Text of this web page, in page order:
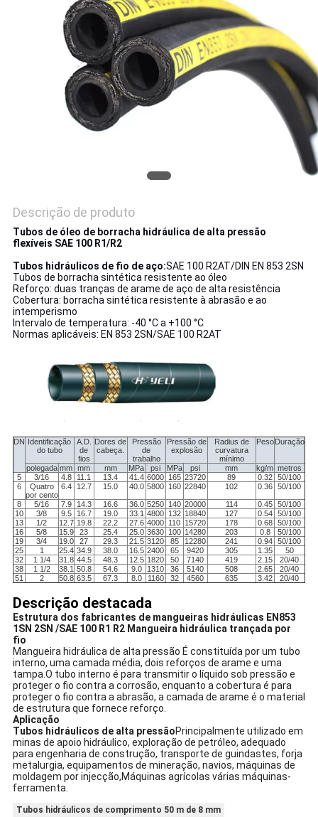
Descrição de produto
Tubos de óleo de borracha hidráulica de alta pressão
flexíveis SAE 100 R1/R2
Tubos hidráulicos de fio de aço:SAE 100 R2AT/DIN EN 853 2SN
Tubos de borracha sintética resistente ao óleo
Reforço: duas tranças de arame de aço de alta resistência
Cobertura: borracha sintética resistente à abrasão e ao
intemperismo
Intervalo de temperatura: -40 °C a +100 °C
Normas aplicáveis: EN 853 2SN/SAE 100 R2AT
DN Identificação
do tubo
A.D.
de
fios
Dores de
cabeça.
Pressão
de
trabalho
Pressão de
explosão
Radius de
curvatura
mínimo
PesoDuração
polegada mm mm mm MPa psi MPa psi mm kg/m metros
5
3/16 4.8 11.1 13.4 41.4 6000 165 23720 89 0.32
50/100
6
Quatro
por cento
6.4 12.7 15.0 40.0 5800 160 22840 102 0.36 50/100
8 5/16 7.9 14.3 16.6 36.0 5250 140 20000 114 0.45
50/100
10
3/8 9.5 16.7 19.0 33.1 4800 132 18840 127 0.54
50/100
13
1/2 12.7 19.8 22.2 27.6 4000 110 15720 178 0.68
50/100
16
5/8 15.9 23 25.4 25.0 3630 100 14280 203 0.8
50/100
19
3/4 19.0 27 29.3 21.5 3120 85 12280 241 0.94
50/100
25
1 25.4 34.9 38.0 16.5 2400 65 9420 305 1.35
50
32
1 1/4 31.8 44.5 48.3 12.5 1820 50 7140 419 2.15
20/40
38
1 1/2 38.1 50.8 54.6 9.0 1310 36 5140 508 2.65
20/40
51
2 50.8 63.5 67.3 8.0 1160 32 4560 635 3.42 20/40
Descrição destacada
Estrutura dos fabricantes de mangueiras hidráulicas EN853
1SN 2SN /SAE 100 R1 R2 Mangueira hidráulica trançada por
fio
Mangueira hidráulica de alta pressão É constituída por um tubo
interno, uma camada média, dois reforços de arame e uma
tampa.O tubo interno é para transmitir o líquido sob pressão e
proteger o fio contra a corrosão, enquanto a cobertura é para
proteger o fio contra a abrasão, a camada de arame é o material
de estrutura que fornece reforço.
Aplicação
Tubos hidráulicos de alta pressãoPrincipalmente utilizado em
minas de apoio hidráulico, exploração de petróleo, adequado
para engenharia de construção, transporte de guindastes, forja
metalurgia, equipamentos de mineração, navios, máquinas de
moldagem por injecção,Máquinas agrícolas várias máquinas-
ferramenta.
Tubos hidráulicos de comprimento 50 m de 8 mm